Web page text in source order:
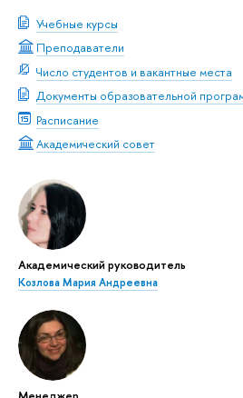
Учебные курсы
Преподаватели
Число студентов и вакантные места
Документы образовательной
Расписание
Академический совет
Академический руководитель
Козлова Мария Андреевна